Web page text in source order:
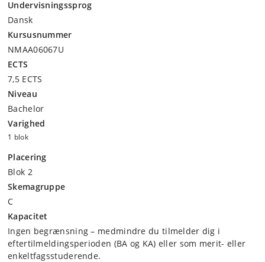
Undervisningssprog
Dansk
Kursusnummer
NMAA06067U
ECTS
7,5 ECTS
Niveau
Bachelor
Varighed
1 blok
Placering
Blok 2
Skemagruppe
C
Kapacitet
Ingen begrænsning – medmindre du tilmelder dig i
eftertilmeldingsperioden (BA og KA) eller som merit- eller
enkeltfagsstuderende.